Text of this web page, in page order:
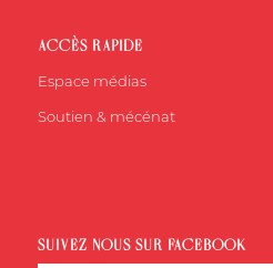
ACCÈS RAPIDE
Espace médias
Soutien & mécénat
SUIVEZ-NOUS SUR FACEBOOK